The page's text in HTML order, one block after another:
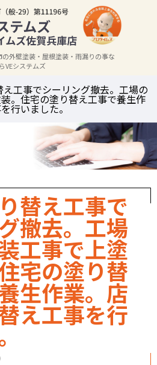
外壁塗装・屋根塗装・雨漏りの事な
らVEシステムズ
工事でシーリング撤去。工場の
。住宅の塗り替え工事で養生作
行いました。
替え工事で
撤去。工場
工事で上塗
宅の塗り替
生作業。店
え工事を行